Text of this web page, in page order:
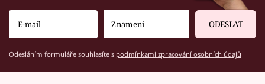
ODESLAT
Odesláním formuláře souhlasíte s podmínkami zpracování osobních údajů